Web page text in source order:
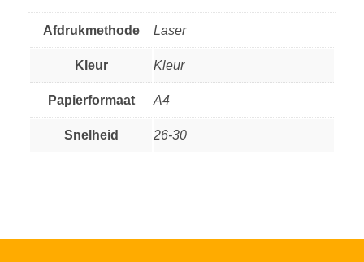
Afdrukmethode Laser
Kleur Kleur
Papierformaat A4
Snelheid 26-30